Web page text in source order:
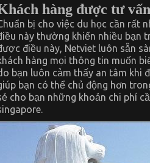
hàng được tư
bị cho việc du học cần rất
này thường khiến nhiều bạn
điều này, Netviet luôn sẵn
hàng mọi thông tin muốn
bạn luôn cảm thấy an tâm khi
bạn có thể chủ động hơn
cho bạn những khoản chi phí